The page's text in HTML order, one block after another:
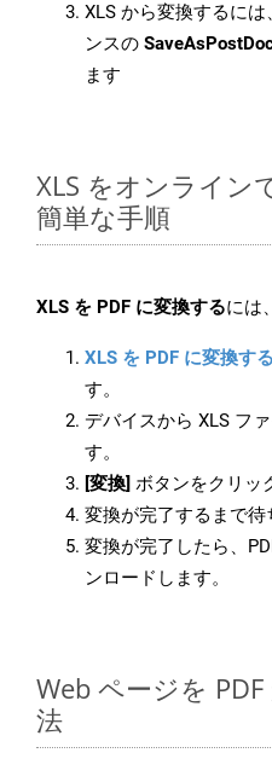
XLS から変換するに
ンスの
ます
XLS をオンライン
簡単な手順
XLS を PDF に変換するには
XLS を PDF に変換する
す。
デバイスから XLS フ
す。
[変換] ボタンをクリッ
変換が完了するまで待
変換が完了したら、
ンロードします。
Web ページを
法